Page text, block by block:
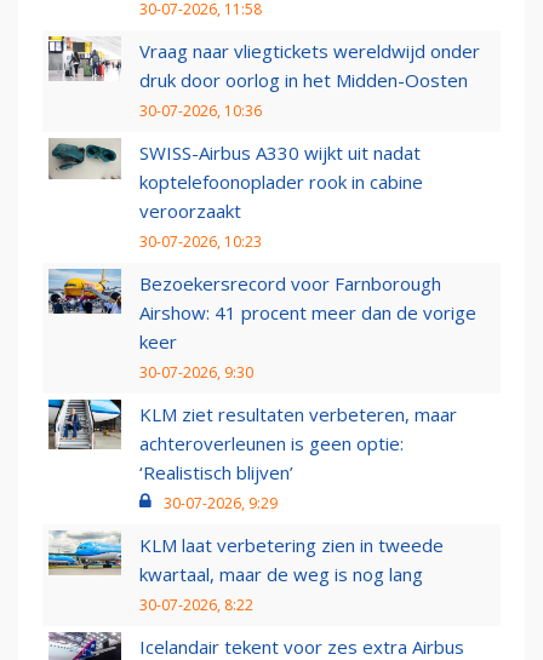
30-07-2026, 11:58
Vraag naar vliegtickets wereldwijd onder
druk door oorlog in het Midden-Oosten
30-07-2026, 10:36
SWISS-Airbus A330 wijkt uit nadat
koptelefoonoplader rook in cabine
veroorzaakt
30-07-2026, 10:23
Bezoekersrecord voor Farnborough
Airshow: 41 procent meer dan de vorige
keer
30-07-2026, 9:30
KLM ziet resultaten verbeteren, maar
achteroverleunen is geen optie:
‘Realistisch blijven’
30-07-2026, 9:29
KLM laat verbetering zien in tweede
kwartaal, maar de weg is nog lang
30-07-2026, 8:22
Icelandair tekent voor zes extra Airbus